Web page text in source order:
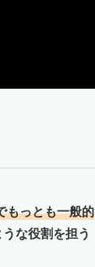
もっとも一般的
な役割を担う